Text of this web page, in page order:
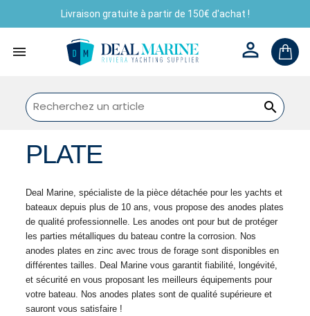
Livraison gratuite à partir de 150€ d'achat !
 

PLATE
Deal Marine, spécialiste de la pièce détachée pour les yachts et
bateaux depuis plus de 10 ans, vous propose des anodes plates
de qualité professionnelle. Les anodes ont pour but de protéger
les parties métalliques du bateau contre la corrosion. Nos
anodes plates en zinc avec trous de forage sont disponibles en
différentes tailles. Deal Marine vous garantit fiabilité, longévité,
et sécurité en vous proposant les meilleurs équipements pour
votre bateau. Nos anodes plates sont de qualité supérieure et
sauront vous satisfaire !